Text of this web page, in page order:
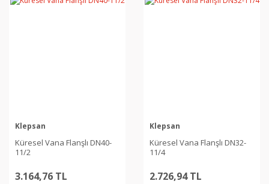
Klepsan
Küresel Vana Flanşlı DN40-
11/2
3.164,76 TL
Klepsan
Küresel Vana Flanşlı DN32-
11/4
2.726,94 TL